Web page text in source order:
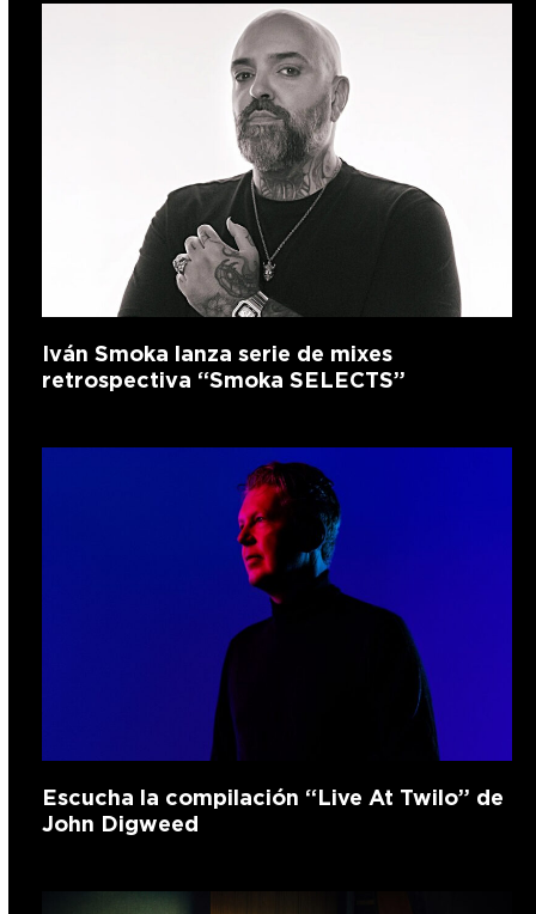
Iván Smoka lanza serie de mixes
retrospectiva “Smoka SELECTS”
Escucha la compilación “Live At Twilo” de
John Digweed